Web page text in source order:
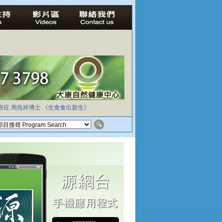
症 周兆祥博士 《生食食出新生》